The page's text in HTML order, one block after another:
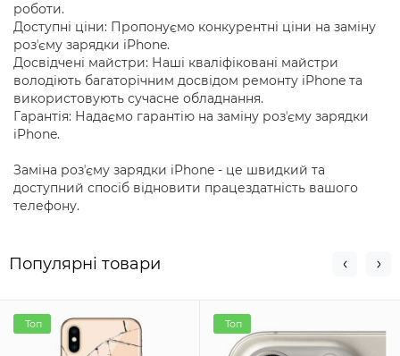
роботи.
Доступні ціни: Пропонуємо конкурентні ціни на заміну
розʼєму зарядки iPhone.
Досвідчені майстри: Наші кваліфіковані майстри
володіють багаторічним досвідом ремонту iPhone та
використовують сучасне обладнання.
Гарантія: Надаємо гарантію на заміну розʼєму зарядки
iPhone.
Заміна розʼєму зарядки iPhone - це швидкий та
доступний спосіб відновити працездатність вашого
телефону.
Популярні товари
Топ Топ